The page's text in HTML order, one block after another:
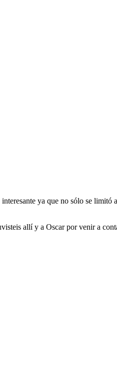
ya que no sólo se
allí y a Oscar por venir a